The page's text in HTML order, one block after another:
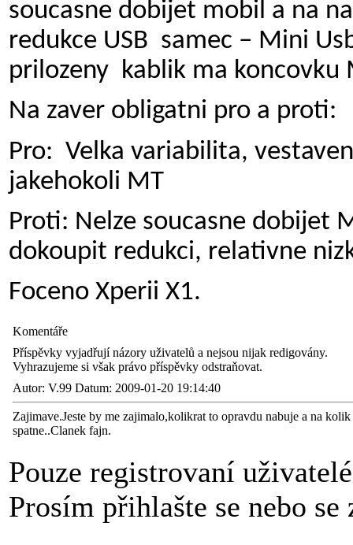
soucasne dobijet mobil a na
redukce USB samec – Mini
prilozeny kablik ma koncovku
Na zaver obligatni pro a proti:
Pro: Velka variabilita,
jakehokoli MT
Proti: Nelze soucasne dobijet
dokoupit redukci, relativne
Foceno Xperii X1.
Komentáře
Příspěvky vyjadřují názory uživatelů a nejsou nijak redigovány.
Vyhrazujeme si však právo příspěvky odstraňovat.
Autor: V.99 Datum: 2009-01-20 19:14:40
Zajimave.Jeste by me zajimalo,kolikrat to opravdu nabuje a na
spatne..Clanek fajn.
Pouze registrovaní
Prosím přihlašte se nebo